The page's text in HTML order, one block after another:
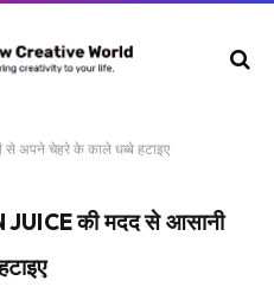
अपने चेहरे के काले धब्बे हटाइए
JUICE की मदद से आसानी